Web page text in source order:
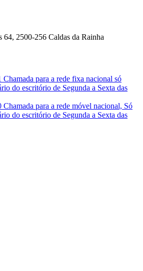
2500-256 Caldas da Rainha
para a rede fixa nacional só
do escritório de Segunda a Sexta das
para a rede móvel nacional, Só
do escritório de Segunda a Sexta das